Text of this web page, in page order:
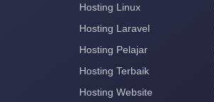
Hosting Linux
Hosting Laravel
Hosting Pelajar
Hosting Terbaik
Hosting Website